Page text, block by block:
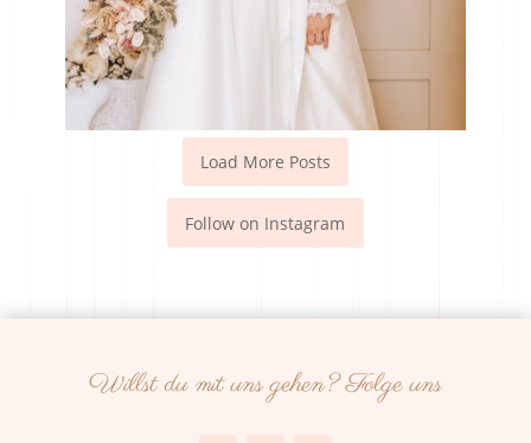
Load More Posts
Follow on Instagram
Willst du mit uns gehen? Folge uns